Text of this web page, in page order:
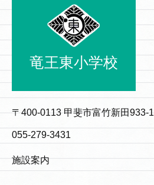
竜王東小学校
〒400-0113 甲斐市富竹新田933-1
055-279-3431
施設案内